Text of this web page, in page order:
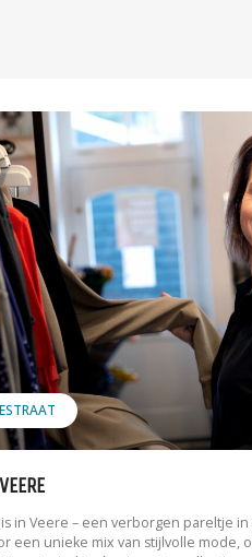
in Veere – een verborgen pareltje in
een unieke mix van stijlvolle mode,